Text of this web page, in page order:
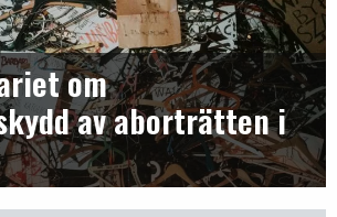
om
av aborträtten i